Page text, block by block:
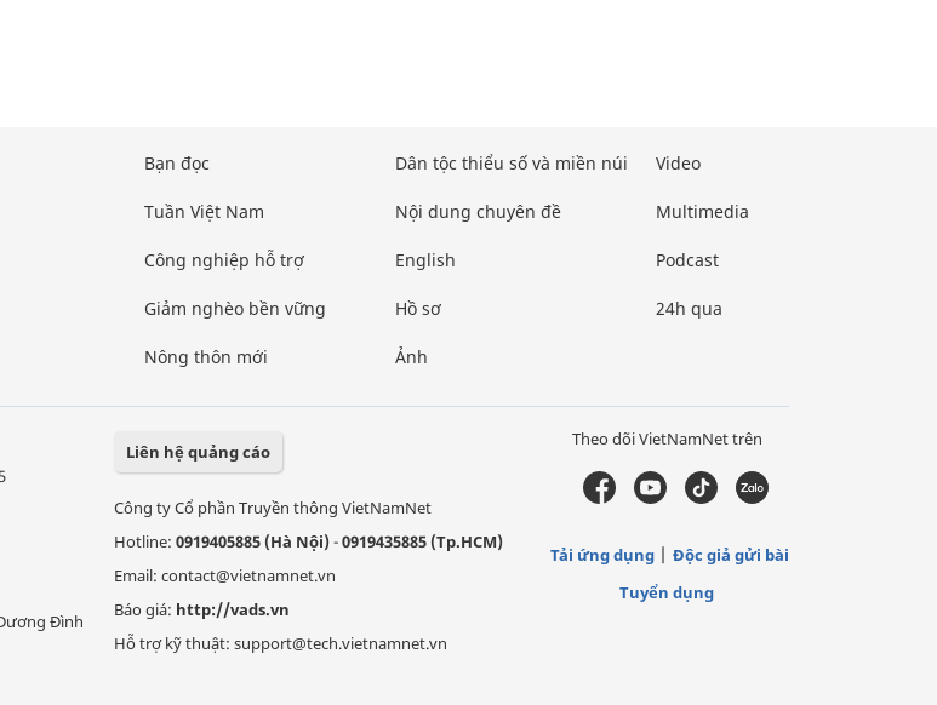
Bạn đọc
Tuần Việt Nam
Công nghiệp hỗ trợ
Giảm nghèo bền vững
Nông thôn mới
Dân tộc thiểu số và miền núi
Nội dung chuyên đề
English
Hồ sơ
Ảnh
Video
Multimedia
Podcast
24h qua
Đình
Liên hệ quảng cáo
Công ty Cổ phần Truyền thông VietNamNet
Hotline: 0919405885 (Hà Nội)-0919435885 (Tp.HCM)
Email: contact@vietnamnet.vn
Báo giá: http://vads.vn
Hỗ trợ kỹ thuật: support@tech.vietnamnet.vn
Theo dõi VietNamNet trên
Tải ứng dụng
Độc giả gửi bài
Tuyển dụng